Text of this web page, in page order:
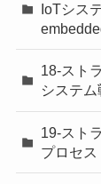
IoTシス
18-スト
システム
19-スト
プロセス